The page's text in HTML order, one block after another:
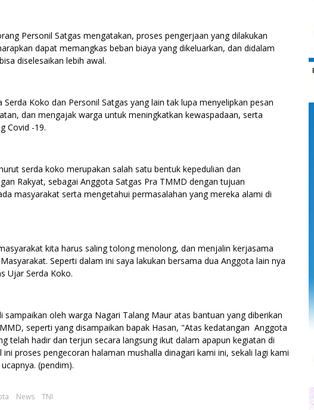
Personil Satgas mengatakan, proses pengerjaan yang dilakukan
dapat memangkas beban biaya yang dikeluarkan, dan didalam
diselesaikan lebih awal.
Koko dan Personil Satgas yang lain tak lupa menyelipkan pesan
dan mengajak warga untuk meningkatkan kewaspadaan, serta
Covid -19.
serda koko merupakan salah satu bentuk kepedulian dan
Rakyat, sebagai Anggota Satgas Pra TMMD dengan tujuan
masyarakat serta mengetahui permasalahan yang mereka alami di
kita harus saling tolong menolong, dan menjalin kerjasama
Seperti dalam ini saya lakukan bersama dua Anggota lain nya
Ujar Serda Koko.
sampaikan oleh warga Nagari Talang Maur atas bantuan yang diberikan
seperti yang disampaikan bapak Hasan, "Atas kedatangan Anggota
telah hadir dan terjun secara langsung ikut dalam apapun kegiatan di
ini proses pengecoran halaman mushalla dinagari kami ini, sekali lagi kami
(pendim).
News TNI